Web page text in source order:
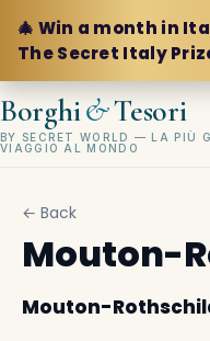
🎄 Win a month in
The Secret Italy
Borghi&Tesori
BY SECRET WORLD — LA PIÙ
VIAGGIO AL MONDO
← Back
Mouton-
Mouton-